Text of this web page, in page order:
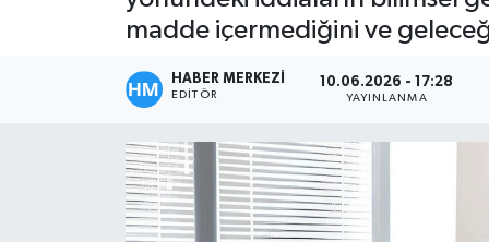
madde içermediğini ve
HABER MERKEZİ
EDITÖR
10.06.2026 - 17:28
YAYINLANMA
KÜLTÜR SANAT
Haber Arşivi